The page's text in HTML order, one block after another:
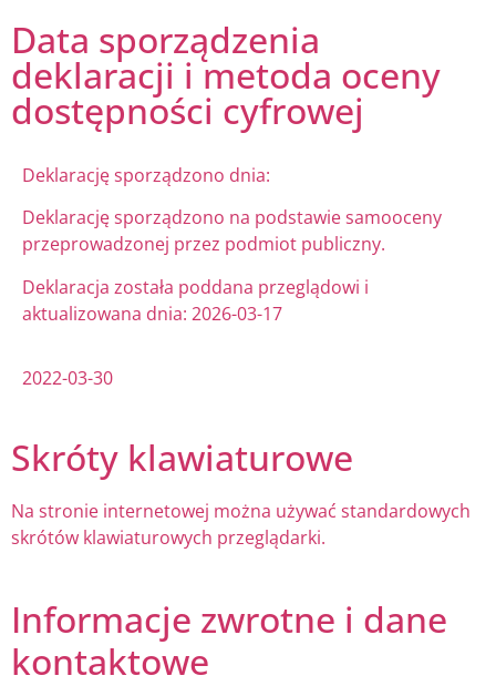
Data sporządzenia
deklaracji i metoda oceny
dostępności cyfrowej
Deklarację sporządzono dnia:
Deklarację sporządzono na podstawie samooceny
przeprowadzonej przez podmiot publiczny.
Deklaracja została poddana przeglądowi i
aktualizowana dnia: 2026-03-17
2022-03-30
Skróty klawiaturowe
Na stronie internetowej można używać standardowych
skrótów klawiaturowych przeglądarki.
Informacje zwrotne i dane
kontaktowe